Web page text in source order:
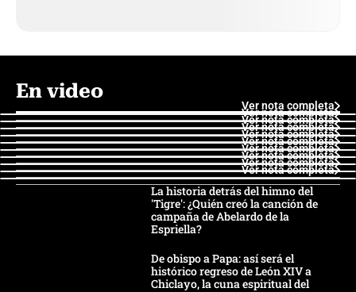
En video
Ver nota completa
Ver nota completa
Ver nota completa
Ver nota completa
Ver nota completa
Ver nota completa
Ver nota completa
Ver nota completa
Ver nota completa
Ver nota completa
La historia detrás del himno del
'Tigre': ¿Quién creó la canción de
campaña de Abelardo de la
Espriella?
De obispo a Papa: así será el
histórico regreso de León XIV a
Chiclayo, la cuna espiritual del